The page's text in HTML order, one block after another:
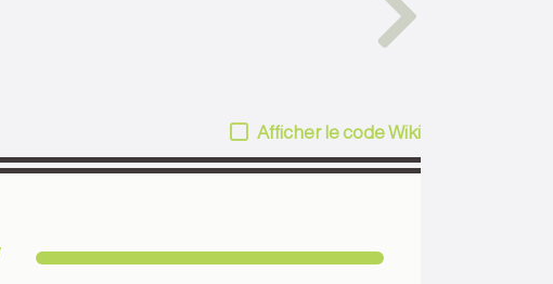
Afficher le code Wiki